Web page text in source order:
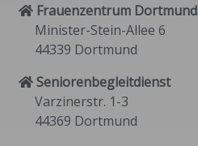
Frauenzentrum Dortmund
Minister-Stein-Allee 6
44339 Dortmund
Seniorenbegleitdienst
Varzinerstr. 1-3
44369 Dortmund